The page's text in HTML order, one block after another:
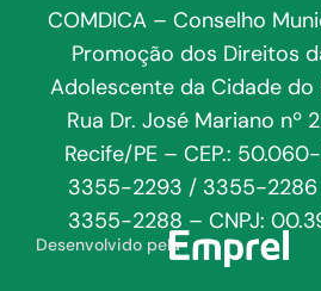
COMDICA – Conselho
Promoção dos Direitos
Adolescente da Cidade do
Rua Dr. José Mariano nº
Recife/PE – CEP.:
3355-2293 / 3355-
3355-2288 – CNPJ:
Desenvolvido pela